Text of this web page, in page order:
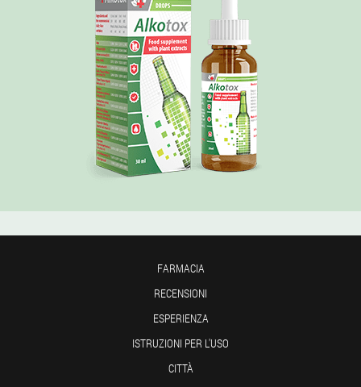
FARMACIA
RECENSIONI
ESPERIENZA
ISTRUZIONI PER L'USO
CITTÀ